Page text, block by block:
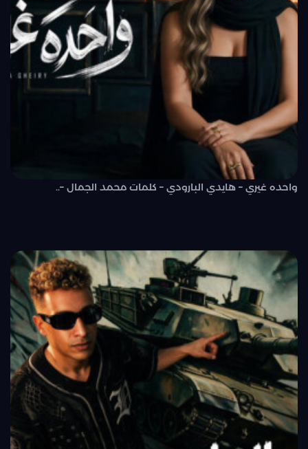
واحده غيري – هايدي البارودي – كلمات محمد الجمال –..